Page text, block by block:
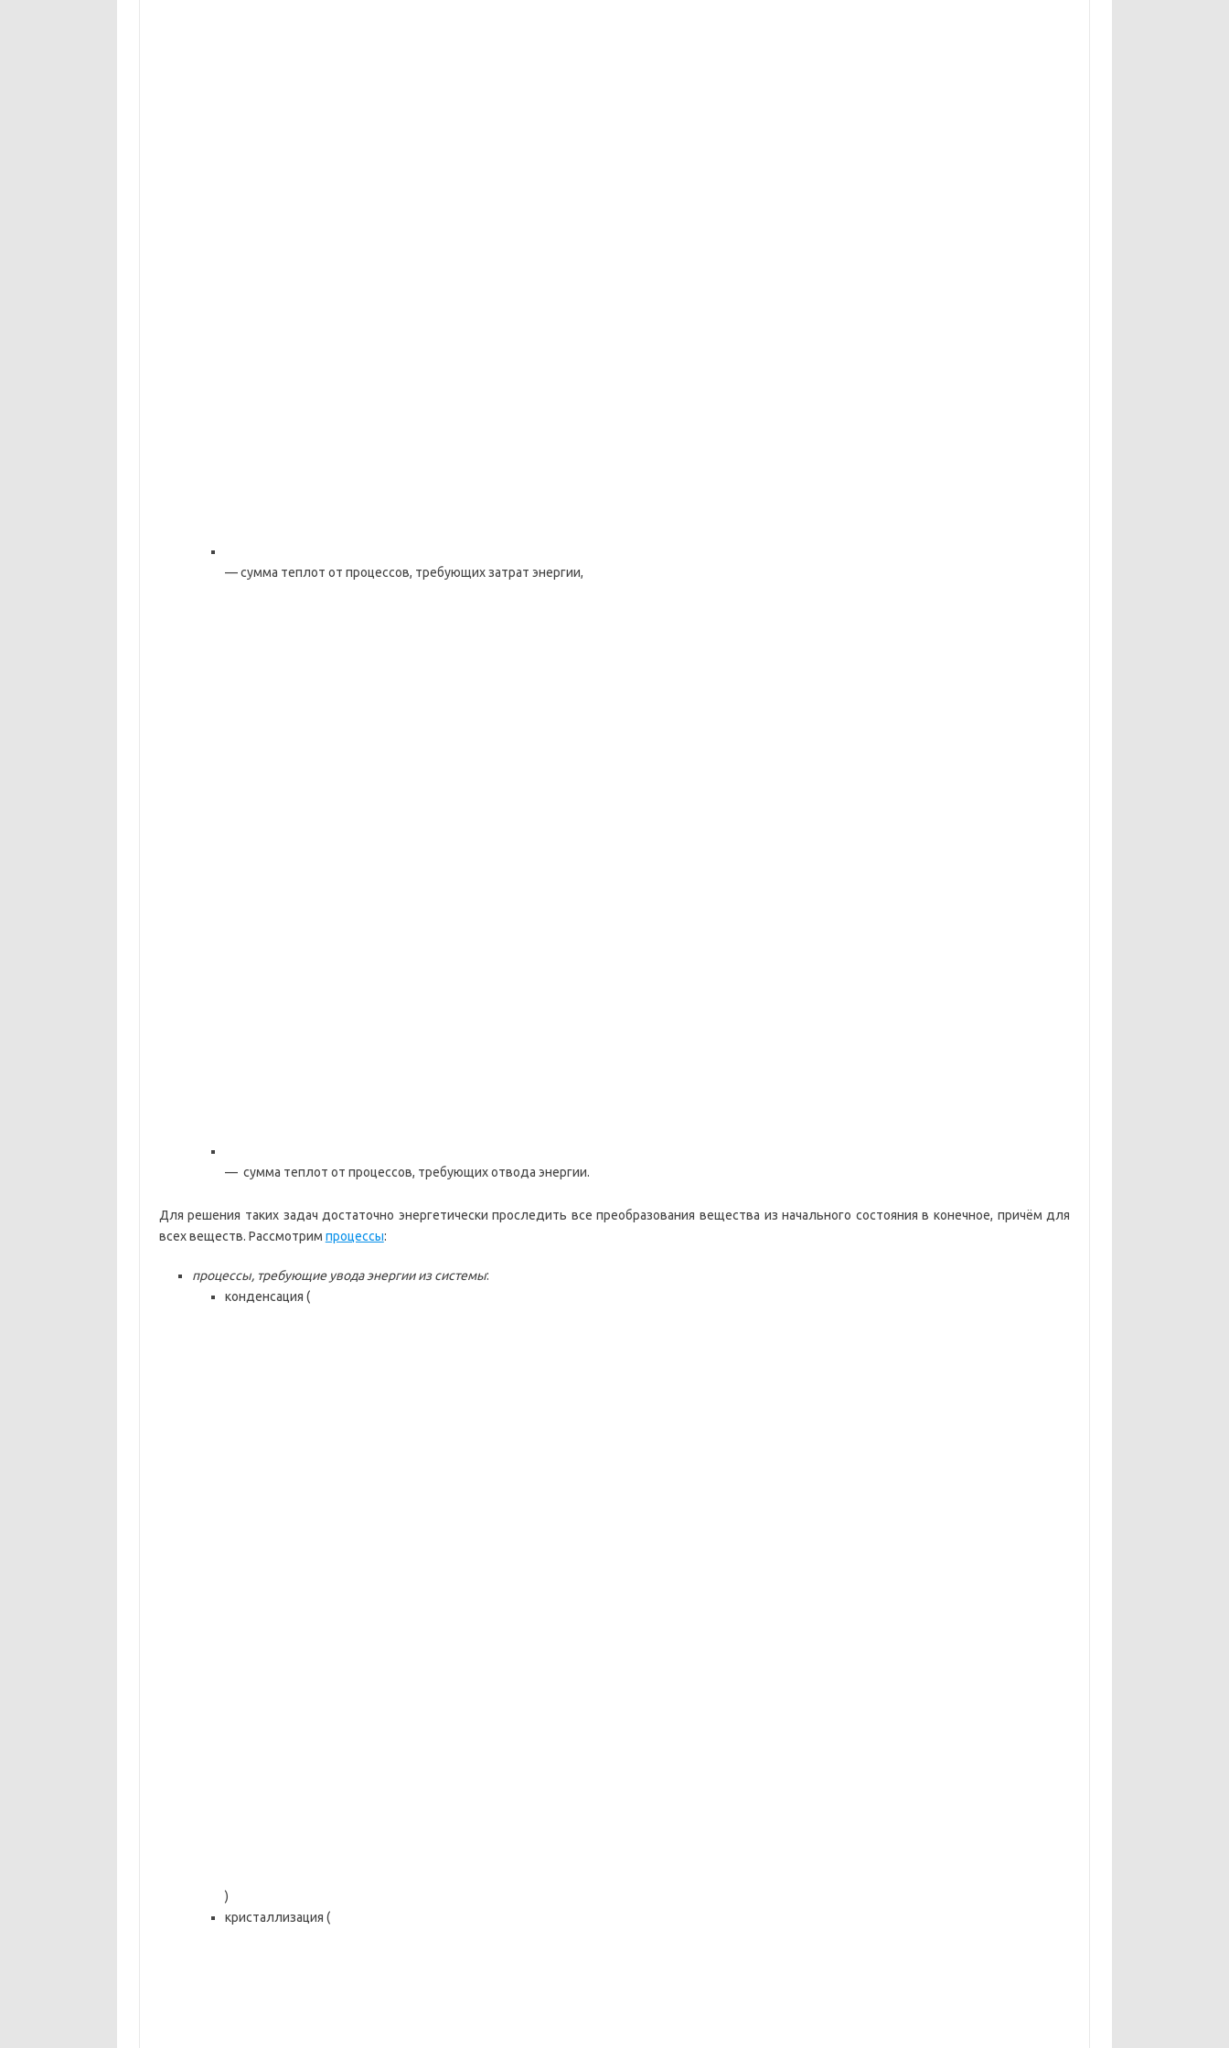
— сумма теплот от процессов, требующих затрат энергии,
— сумма теплот от процессов, требующих отвода энергии.
Для решения таких задач достаточно энергетически проследить все преобразования вещества из начального состояния в конечное, причём для
всех веществ. Рассмотрим процессы:
процессы, требующие увода энергии из системы:
конденсация (
)
кристаллизация (